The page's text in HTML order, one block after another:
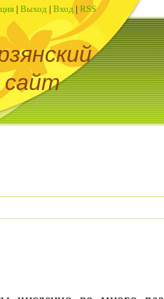
| Выход | Вход | RSS